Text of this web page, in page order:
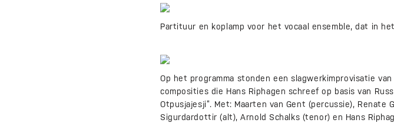
Partituur en koplamp voor het vocaal ensemble, dat in
Op het programma stonden een slagwerkimprovisatie
composities die Hans Riphagen schreef op basis van
Otpusjajesji”. Met: Maarten van Gent (percussie), Renate
Sigurdardottir (alt), Arnold Schalks (tenor) en Hans